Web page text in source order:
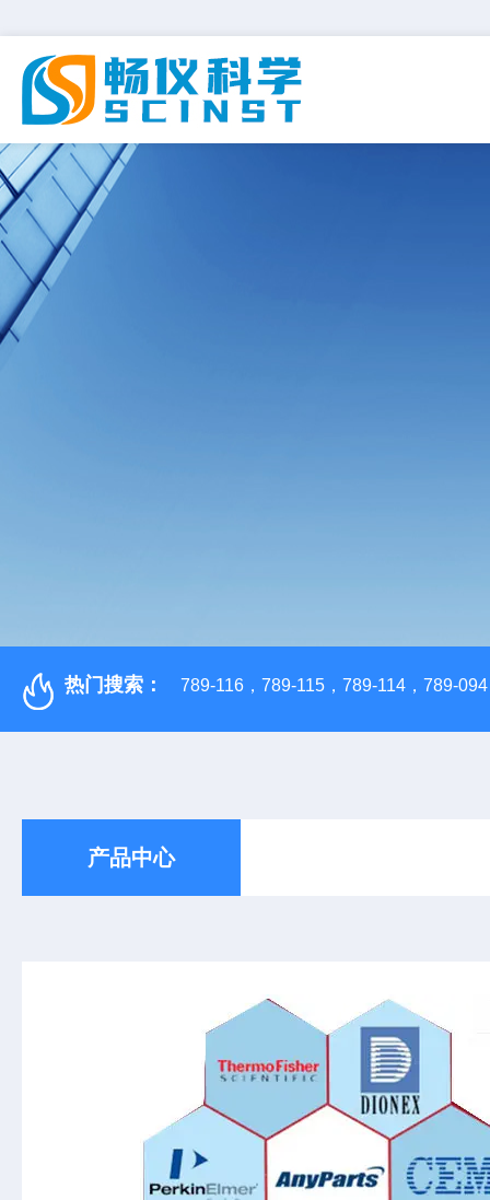
热门搜索： 789-116，789-115，789-114，789-
产品中心